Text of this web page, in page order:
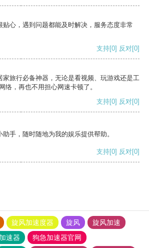
贴心，遇到问题都能及时解决，服务态度非常
支持[0] 反对[0]
家旅行必备神器，无论是看视频、玩游戏还是工
络，再也不用担心网速卡顿了。
支持[0] 反对[0]
手，随时随地为我的娱乐提供帮助。
支持[0] 反对[0]
旋风加速度器 旋风
旋风加速
速器
狗急加速器官网